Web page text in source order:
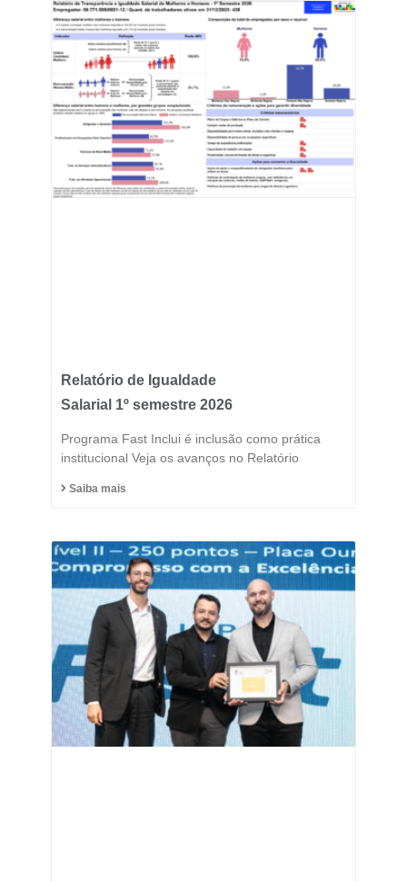
Relatório de Igualdade
Salarial 1º semestre 2026
Programa Fast Inclui é inclusão como prática
institucional Veja os avanços no Relatório
Saiba mais